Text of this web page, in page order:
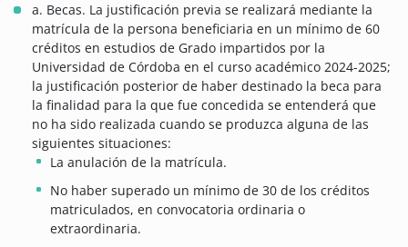
a. Becas. La justificación previa se realizará mediante la
matrícula de la persona beneficiaria en un mínimo de 60
créditos en estudios de Grado impartidos por la
Universidad de Córdoba en el curso académico 2024-2025;
la justificación posterior de haber destinado la beca para
la finalidad para la que fue concedida se entenderá que
no ha sido realizada cuando se produzca alguna de las
siguientes situaciones:
La anulación de la matrícula.
No haber superado un mínimo de 30 de los créditos
matriculados, en convocatoria ordinaria o
extraordinaria.